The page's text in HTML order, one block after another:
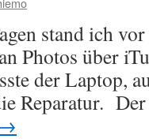
stand ich
Photos über
der Laptop,
Reparatur.